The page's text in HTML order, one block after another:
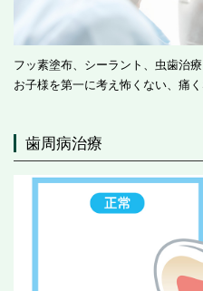
フッ素塗布、シーラント、虫歯治
お子様を第一に考え怖くない、痛
歯周病治療